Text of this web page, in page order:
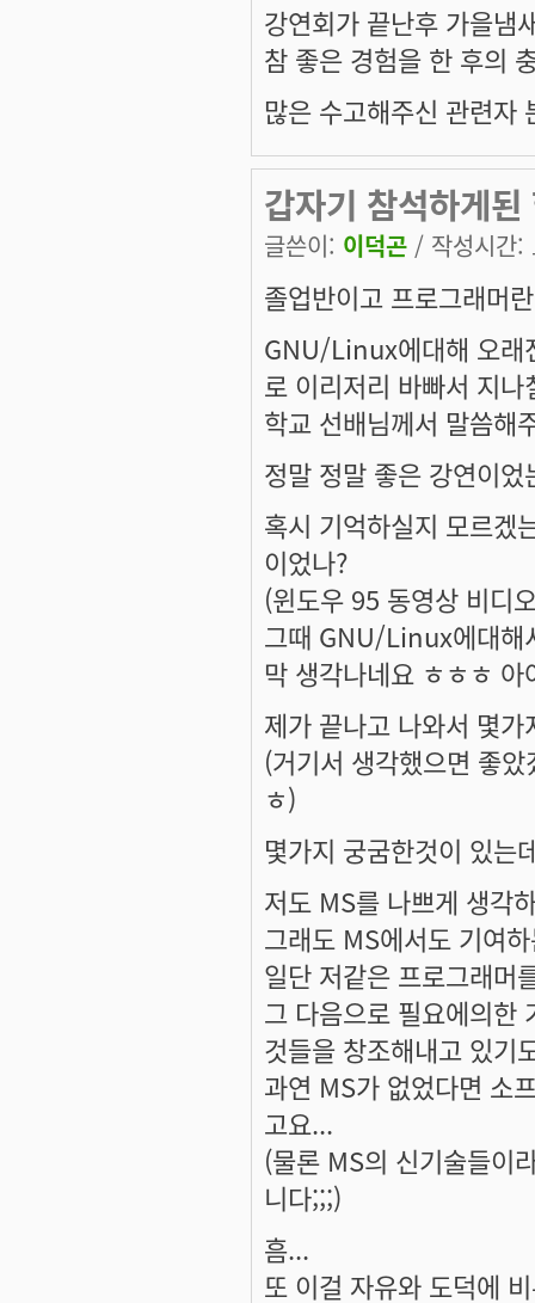
강연회가 끝난후 가을냄
참 좋은 경험을 한 후의
많은 수고해주신 관련자
갑자기 참석하게
글쓴이: 이덕곤 / 작성시간
졸업반이고 프로그래머
GNU/Linux에대해 오래
로 이리저리 바빠서 지나
학교 선배님께서 말씀해
정말 정말 좋은 강연이
혹시 기억하실지 모르겠
이었나?
(윈도우 95 동영상 비디
그때 GNU/Linux에대해
막 생각나네요 ㅎㅎㅎ
제가 끝나고 나와서 몇
(거기서 생각했으면 좋
ㅎ)
몇가지 궁굼한것이 있는
저도 MS를 나쁘게 생각
그래도 MS에서도 기여
일단 저같은 프로그래머
그 다음으로 필요에의한
것들을 창조해내고 있기
과연 MS가 없었다면 소
고요...
(물론 MS의 신기술들이
니다;;;)
흠...
또 이걸 자유와 도덕에